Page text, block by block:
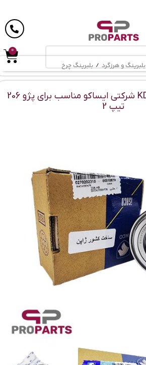
0
بلبرینگ و هرزگرد/بلبرینگ چرخ
بلبرینگ چرخ جلو KDK شرکتی ایساکو مناسب برای پژو 206
تیپ 2